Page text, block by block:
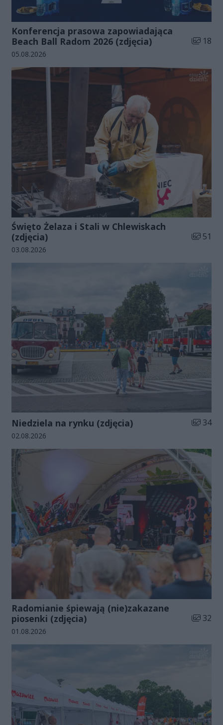
Konferencja prasowa zapowiadająca
Beach Ball Radom 2026 (zdjęcia)
Liczba
18
Data dodania galerii:
05.08.2026
Święto Żelaza i Stali w Chlewiskach
(zdjęcia)
Liczba
51
Data dodania galerii:
03.08.2026
Niedziela na rynku (zdjęcia) Liczba
34
Data dodania galerii:
02.08.2026
Radomianie śpiewają (nie)zakazane
piosenki (zdjęcia)
Liczba
32
Data dodania galerii:
01.08.2026